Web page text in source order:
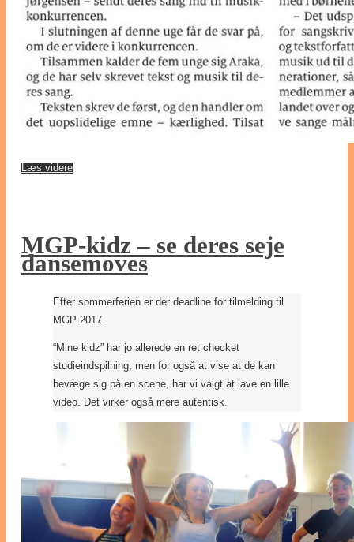
Læs videre
MGP-kidz – se deres seje
dansemoves
Efter sommerferien er der deadline for tilmelding til
MGP 2017.
“Mine kidz” har jo allerede en ret checket
studieindspilning, men for også at vise at de kan
bevæge sig på en scene, har vi valgt at lave en lille
video. Det virker også mere autentisk.